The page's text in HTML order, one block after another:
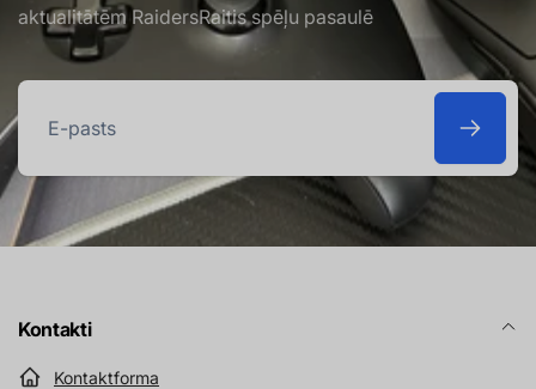
aktualitātēm RaidersRaitis spēļu pasaulē
E-
pasts
Kontakti
Kontaktforma